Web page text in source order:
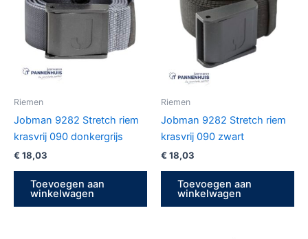
Riemen
Jobman 9282 Stretch riem
krasvrij 090 donkergrijs
€ 18,03
Toevoegen aan
winkelwagen
Riemen
Jobman 9282 Stretch riem
krasvrij 090 zwart
€ 18,03
Toevoegen aan
winkelwagen